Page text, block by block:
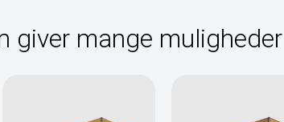
giver mange muligheder